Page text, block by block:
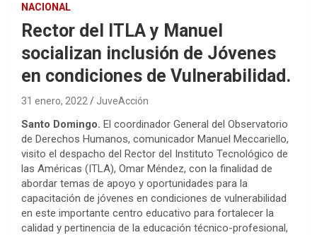
NACIONAL
Rector del ITLA y Manuel
socializan inclusión de Jóvenes
en condiciones de Vulnerabilidad.
31 enero, 2022 JuveAcción
Santo Domingo. El coordinador General del Observatorio
de Derechos Humanos, comunicador Manuel Meccariello,
visito el despacho del Rector del Instituto Tecnológico de
las Américas (ITLA), Omar Méndez, con la finalidad de
abordar temas de apoyo y oportunidades para la
capacitación de jóvenes en condiciones de vulnerabilidad
en este importante centro educativo para fortalecer la
calidad y pertinencia de la educación técnico-profesional,